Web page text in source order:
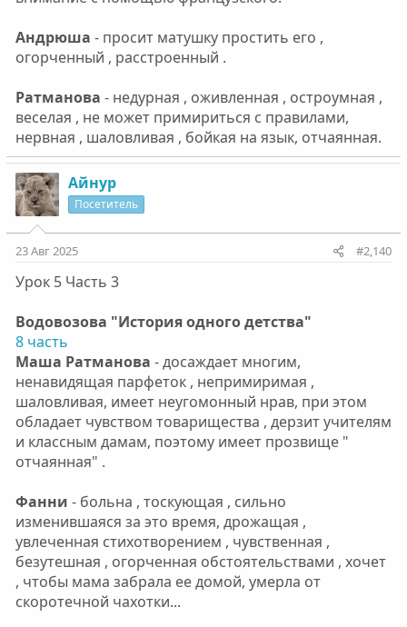
Андрюша - просит матушку простить его ,
огорченный , расстроенный .
Ратманова - недурная , оживленная , остроумная ,
веселая , не может примириться с правилами,
нервная , шаловливая , бойкая на язык, отчаянная.
Айнур
Посетитель
23 Авг 2025 #2,140
Урок 5 Часть 3
Водовозова "История одного детства"
8 часть
Маша Ратманова - досаждает многим,
ненавидящая парфеток , непримиримая ,
шаловливая, имеет неугомонный нрав, при этом
обладает чувством товарищества , дерзит учителям
и классным дамам, поэтому имеет прозвище "
отчаянная" .
Фанни - больна , тоскующая , сильно
изменившаяся за это время, дрожащая ,
увлеченная стихотворением , чувственная ,
безутешная , огорченная обстоятельствами , хочет
, чтобы мама забрала ее домой, умерла от
скоротечной чахотки...